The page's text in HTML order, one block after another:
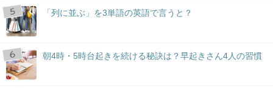
「列に並ぶ」を3単語の英語で言うと？
朝4時・5時台起きを続ける秘訣は？早起きさん4人の習慣